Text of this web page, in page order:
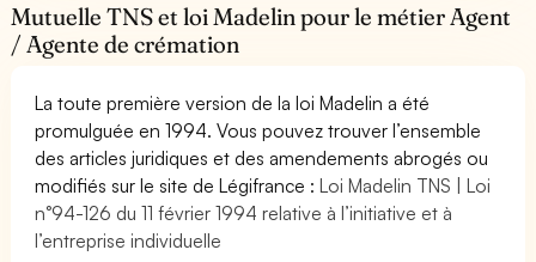
Mutuelle TNS et loi Madelin pour le métier Agent
/ Agente de crémation
La toute première version de la loi Madelin a été
promulguée en 1994. Vous pouvez trouver l’ensemble
des articles juridiques et des amendements abrogés ou
modifiés sur le site de Légifrance :Loi Madelin TNS | Loi
n°94-126 du 11 février 1994 relative à l’initiative et à
l’entreprise individuelle